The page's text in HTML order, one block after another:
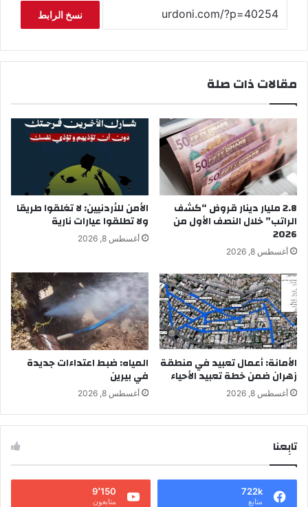
نسخ الرابط
مقالات ذات صلة
2.8 مليار دينار قروض “كشف
الراتب” خلال النصف الأول من
2026
أغسطس 8, 2026
الأمن للأردنيين: لا تغلقوا طريقا
ولا تطلقوا عيارات نارية
أغسطس 8, 2026
الأمانة: أعمال تعبيد في منطقة
زهران ضمن خطة تعبيد الأحياء
أغسطس 8, 2026
المياه: ضبط اعتداءات جديدة
في بيرين
أغسطس 8, 2026
تابِعنا
722k
متابع
9٬150
متابعون